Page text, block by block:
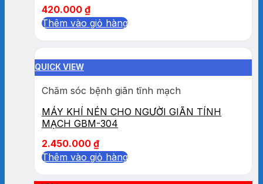
420.000 ₫
Thêm vào giỏ hàng
QUICK VIEW
Chăm sóc bệnh giãn tĩnh mạch
MÁY KHÍ NÉN CHO NGƯỜI GIÃN TÍNH
MẠCH GBM-304
2.450.000 ₫
Thêm vào giỏ hàng